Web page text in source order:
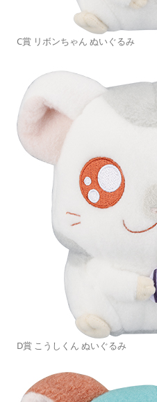
C賞 リボンちゃん ぬいぐるみ
D賞 こうしくん ぬいぐるみ